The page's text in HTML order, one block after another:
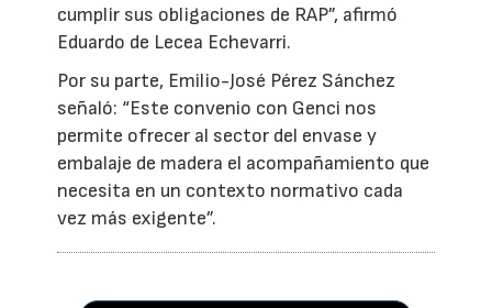
cumplir sus obligaciones de RAP”, afirmó
Eduardo de Lecea Echevarri.
Por su parte, Emilio-José Pérez Sánchez
señaló: “Este convenio con Genci nos
permite ofrecer al sector del envase y
embalaje de madera el acompañamiento que
necesita en un contexto normativo cada
vez más exigente”.